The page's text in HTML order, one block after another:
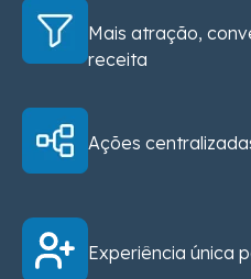
Mais atração,
receita
Ações
Experiência única